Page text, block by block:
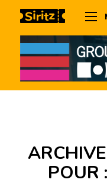
POUR :